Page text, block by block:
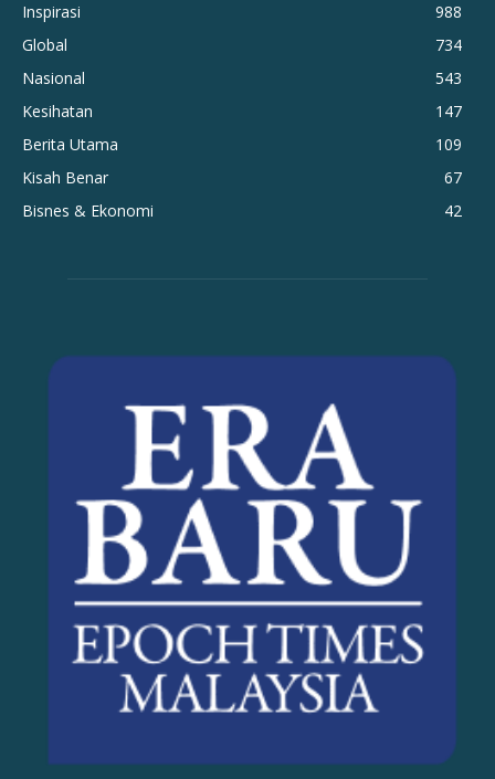
Inspirasi
988
Global
734
Nasional
543
Kesihatan
147
Berita Utama
109
Kisah Benar
67
Bisnes & Ekonomi
42